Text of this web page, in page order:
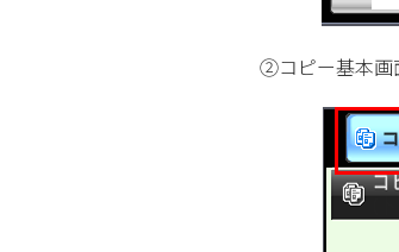
②コピー基本画